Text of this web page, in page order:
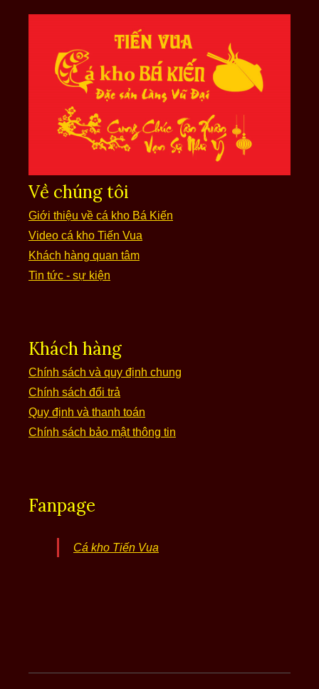
Về chúng tôi
Giới thiệu về cá kho Bá Kiến
Video cá kho Tiến Vua
Khách hàng quan tâm
Tin tức - sự kiện
Khách hàng
Chính sách và quy định chung
Chính sách đổi trả
Quy định và thanh toán
Chính sách bảo mật thông tin
Fanpage
Cá kho Tiến Vua